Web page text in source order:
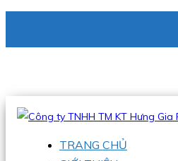
Hotline:0938 336 079
TRANG CHỦ